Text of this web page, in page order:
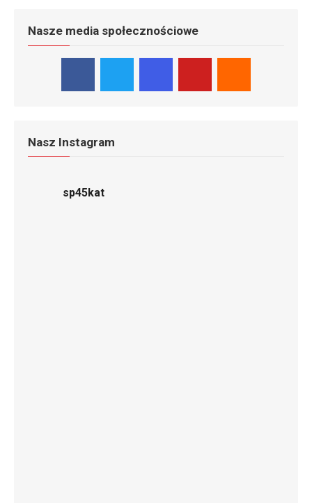
Nasze media społecznościowe
Nasz Instagram
sp45kat